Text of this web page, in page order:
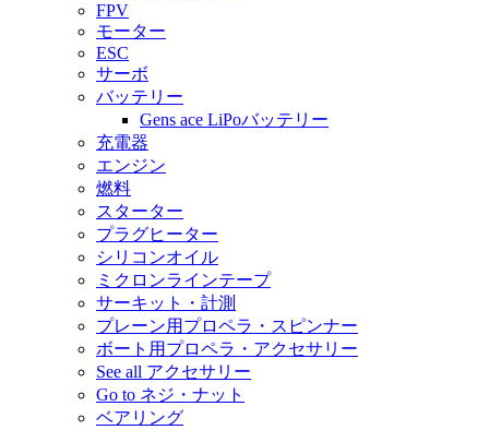
FPV
モーター
ESC
サーボ
バッテリー
Gens ace LiPoバッテリー
充電器
エンジン
燃料
スターター
プラグヒーター
シリコンオイル
ミクロンラインテープ
サーキット・計測
プレーン用プロペラ・スピンナー
ボート用プロペラ・アクセサリー
See all アクセサリー
Go to ネジ・ナット
ベアリング